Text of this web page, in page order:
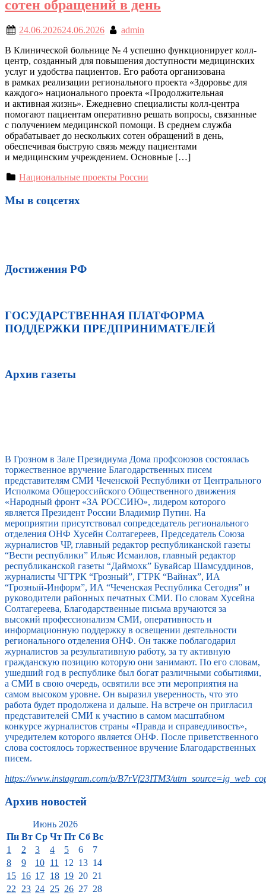
сотен обращений в день
24.06.202624.06.2026
admin
В Клинической больнице № 4 успешно функционирует колл-
центр, созданный для повышения доступности медицинских
услуг и удобства пациентов. Его работа организована
в рамках реализации регионального проекта «Здоровье для
каждого» национального проекта «Продолжительная
и активная жизнь». Ежедневно специалисты колл-центра
помогают пациентам оперативно решать вопросы, связанные
с получением медицинской помощи. В среднем служба
обрабатывает до нескольких сотен обращений в день,
обеспечивая быструю связь между пациентами
и медицинским учреждением. Основные […]
Национальные проекты России
Мы в соцсетях
Достижения РФ
ГОСУДАРСТВЕННАЯ ПЛАТФОРМА
ПОДДЕРЖКИ ПРЕДПРИНИМАТЕЛЕЙ
Архив газеты
В Грозном в Зале Президиума Дома профсоюзов состоялась
торжественное вручение Благодарственных писем
представителям СМИ Чеченской Республики от Центрального
Исполкома Общероссийского Общественного движения
«Народный фронт «ЗА РОССИЮ», лидером которого
является Президент России Владимир Путин. На
мероприятии присутствовал сопредседатель регионального
отделения ОНФ Хусейн Солтагереев, Председатель Союза
журналистов ЧР, главный редактор республиканской газеты
“Вести республики” Ильяс Исмаилов, главный редактор
республиканской газеты “Даймохк” Бувайсар Шамсуддинов,
журналисты ЧГТРК “Грозный”, ГТРК “Вайнах”, ИА
“Грозный-Информ”, ИА “Чеченская Республика Сегодня” и
руководители районных печатных СМИ. По словам Хусейна
Солтагереева, Благодарственные письма вручаются за
высокий профессионализм СМИ, оперативность и
информационную поддержку в освещении деятельности
регионального отделения ОНФ. Он также поблагодарил
журналистов за результативную работу, за ту активную
гражданскую позицию которую они занимают. По его словам,
ушедший год в республике был богат различными событиями,
а СМИ в свою очередь, освятили все эти мероприятия на
самом высоком уровне. Он выразил уверенность, что это
работа будет продолжена и дальше. На встрече он пригласил
представителей СМИ к участию в самом масштабном
конкурсе журналистов страны «Правда и справедливость»,
учредителем которого является ОНФ. После приветственного
слова состоялось торжественное вручение Благодарственных
писем.
https://www.instagram.com/p/B7rVf23ITM3/
Архив новостей
Июнь 2026
Пн Вт Ср Чт Пт Сб Вс
1 2 3 4 5 6
7
8
9 10 11 12 13 14
15 16 17 18 19 20 21
22
23 24 25 26 27 28